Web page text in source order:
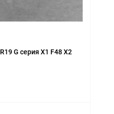
G серия X1 F48 X2